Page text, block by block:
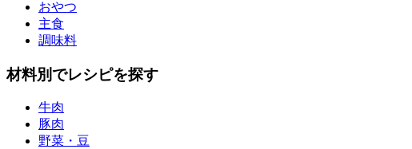
おやつ
主食
調味料
材料別でレシピを探す
牛肉
豚肉
野菜・豆